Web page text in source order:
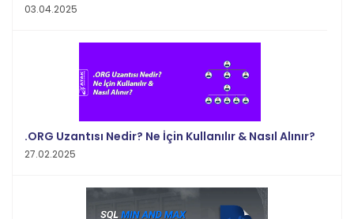
03.04.2025
.ORG Uzantısı Nedir? Ne İçin Kullanılır & Nasıl Alınır?
27.02.2025